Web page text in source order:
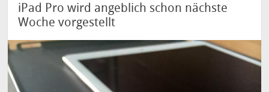
iPad Pro wird angeblich schon nächste
Woche vorgestellt